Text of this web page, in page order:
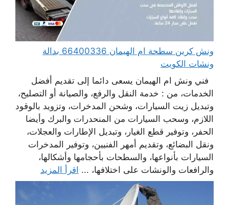
ونش كرين سطحة ام الهيمان 66400336 بدالة
ونشات الكويت
فني ونش ام الهيمان يسعى دائما إلى تقديم أفضل
الخدمات، من : خدمة النقل والرفع، والصيانة أو التصليح،
وتبديل زيت السيارات، وشحن المدخرات، وتزويد بالوقود
اللازم، وسحب السيارات من المنحدرات والبرك وأيضا
الحفر، وتوفير قطع الغيار، وتبديل الإطارات والعجلات،
ونقل البضائع، وتقديم أمهر الفنيين، وتوفير المدخرات
السيارات بأنواعها، والسطحات بأحجامها وأشكالها،
والرافعات والونشات على اختلافها، ... اقرأ المزيد